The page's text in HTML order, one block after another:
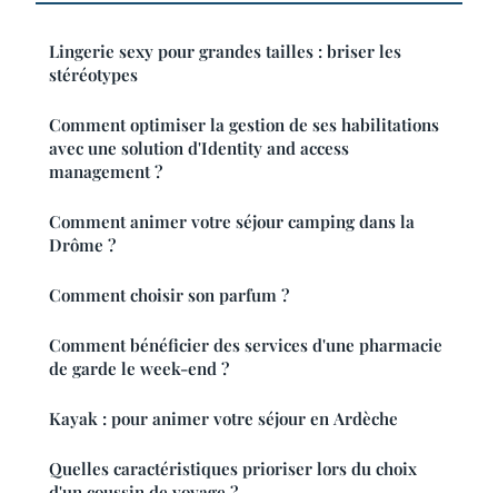
Lingerie sexy pour grandes tailles : briser les
stéréotypes
Comment optimiser la gestion de ses habilitations
avec une solution d'Identity and access
management ?
Comment animer votre séjour camping dans la
Drôme ?
Comment choisir son parfum ?
Comment bénéficier des services d'une pharmacie
de garde le week-end ?
Kayak : pour animer votre séjour en Ardèche
Quelles caractéristiques prioriser lors du choix